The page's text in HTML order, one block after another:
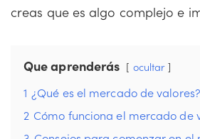
creas que es algo complejo e
Que aprenderás ocultar
1 ¿Qué es el mercado de valores?
2 Cómo funciona el mercado de